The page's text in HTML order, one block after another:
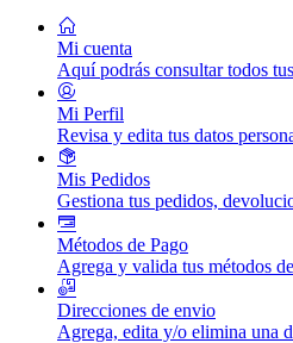
Mi cuenta
Aquí podrás consultar todos
Mi Perfil
Revisa y edita tus datos
Mis Pedidos
Gestiona tus pedidos,
Métodos de Pago
Agrega y valida tus métodos
Direcciones de envio
Agrega, edita y/o elimina una